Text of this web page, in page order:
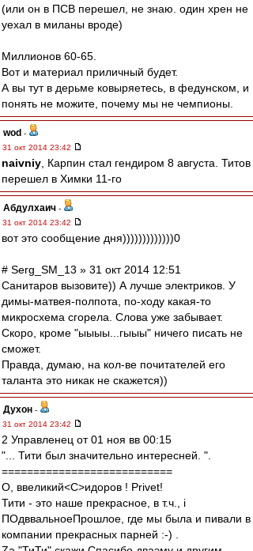
(или он в ПСВ перешел, не знаю. один хрен не
уехал в миланы вроде)
Миллионов 60-65.
Вот и материал приличный будет.
А вы тут в дерьме ковыряетесь, в федунском, и
понять не можите, почему мы не чемпионы.
wod -
31 окт 2014 23:42
naivniy , Карпин стал гендиром 8 августа. Титов
перешел в Химки 11-го
Абдулхаич -
31 окт 2014 23:42
вот это сообщение дня)))))))))))))0
# Serg_SM_13 » 31 окт 2014 12:51
Санитаров вызовите)) А лучше электриков. У
димы-матвея-полпота, по-ходу какая-то
микросхема сгорела. Слова уже забывает.
Скоро, кроме "ыыыы...гыыы" ничего писать не
сможет.
Правда, думаю, на кол-ве почитателей его
таланта это никак не скажется))
Духон -
31 окт 2014 23:42
2 Управленец от 01 ноя вв 00:15
"... Тити был значительно интересней. ".
===========================
О, ввеликий<C>идоров ! Privet!
Тити - это наше прекрасное, в т.ч., i
ПОдввальноеПрошлое, где мы была и пивали в
компании прекрасных парней :-) .